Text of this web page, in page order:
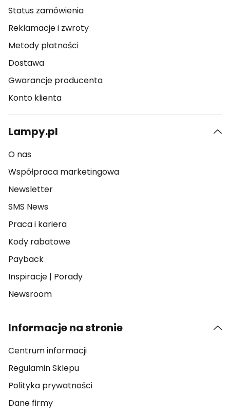
Status zamówienia
Reklamacje i zwroty
Metody płatności
Dostawa
Gwarancje producenta
Konto klienta
Lampy.pl
O nas
Współpraca marketingowa
Newsletter
SMS News
Praca i kariera
Kody rabatowe
Payback
Inspiracje | Porady
Newsroom
Informacje na stronie
Centrum informacji
Regulamin Sklepu
Polityka prywatności
Dane firmy